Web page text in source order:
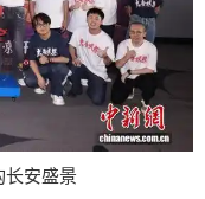
长安盛景